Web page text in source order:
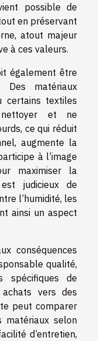
possible de
en préservant
atout majeur
à ces valeurs.
également être
Des matériaux
certains textiles
et ne
ce qui réduit
augmente la
à l’image
maximiser la
judicieux de
l’humidité, les
ainsi un aspect
conséquences
qualité,
spécifiques de
vers des
peut comparer
matériaux selon
d’entretien,